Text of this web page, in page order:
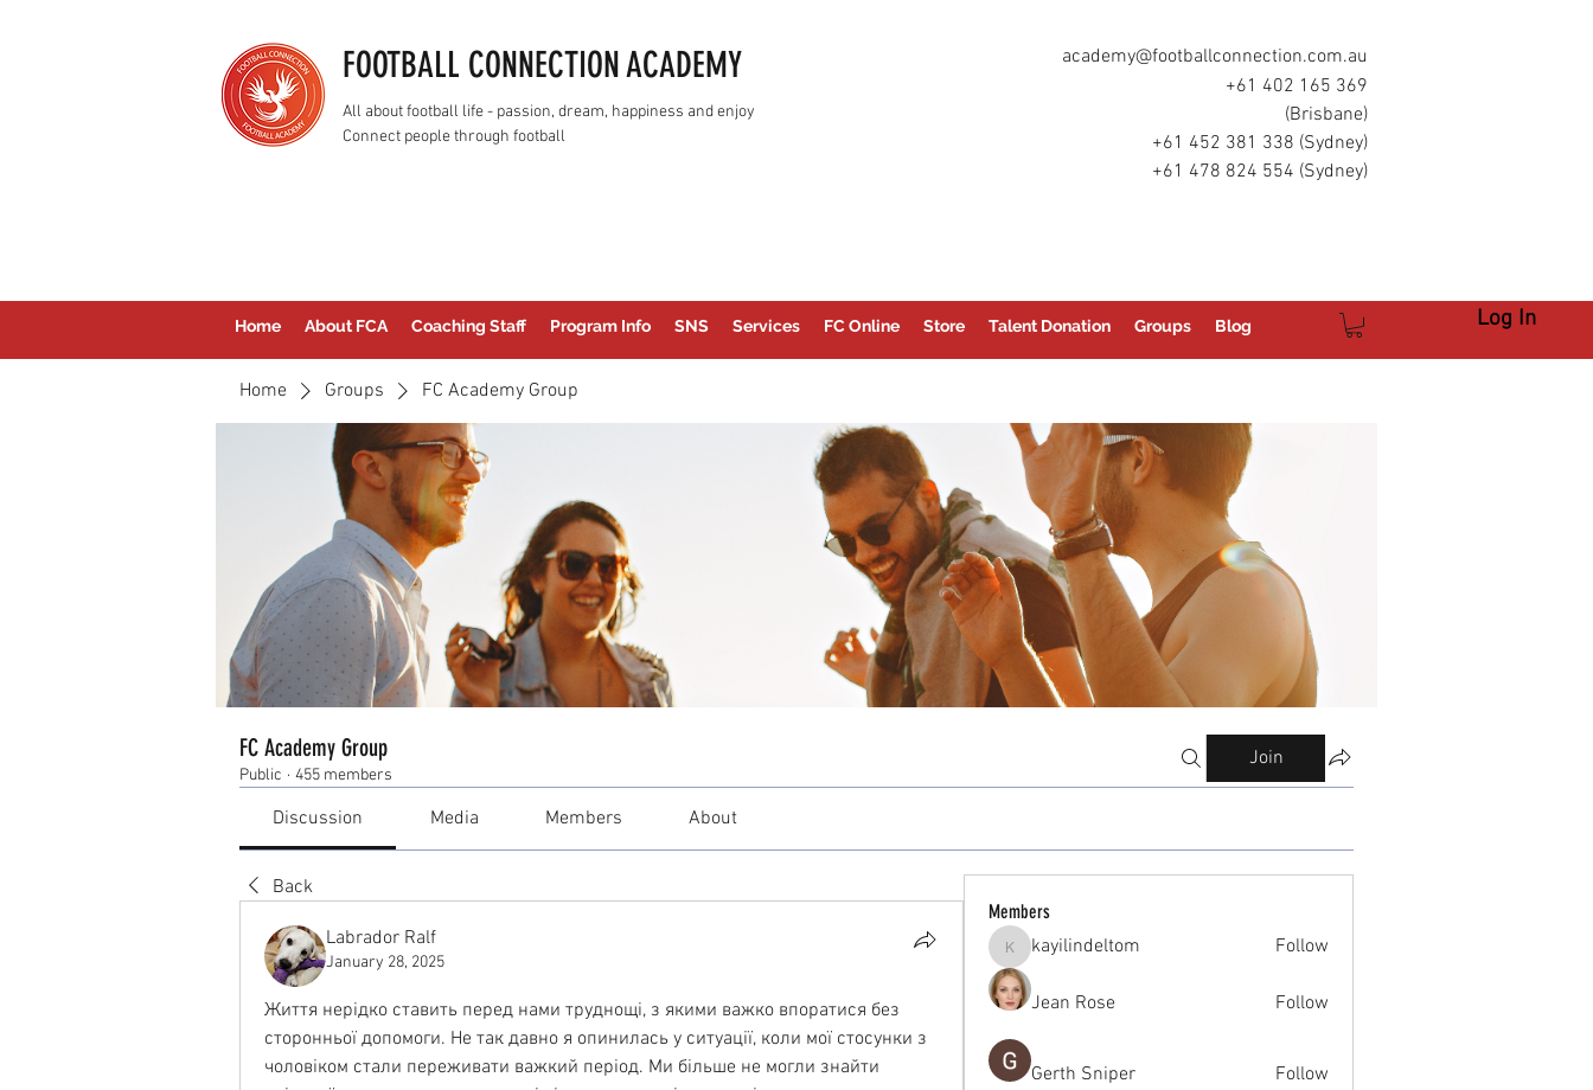
FOOTBALL CONNECTION ACADEMY
All about football life - passion, dream, happiness and enjoy
Connect people through football
academy@footballconnection.com.au
+61 402 165 369
(Brisbane)
+61 452 381 338 (Sydney)
+61 478 824 554 (Sydney)
Home About FCA Coaching Staff Program Info SNS Services FC Online Store Talent Donation Groups Blog Log In
Home Groups FC Academy Group
FC Academy Group
Public · 455 members
Join
Discussion Media Members About
Back
Labrador Ralf
January 28, 2025
Життя нерідко ставить перед нами труднощі, з якими важко впоратися без
сторонньої допомоги. Не так давно я опинилась у ситуації, коли мої стосунки з
чоловіком стали переживати важкий період. Ми більше не могли знайти
Members
kayilindeltom
kayilindeltom Follow
Jean Rose Follow
Gerth Sniper Follow